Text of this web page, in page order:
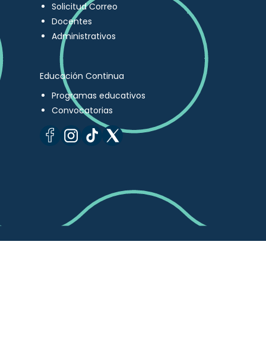
Solicitud Correo
Docentes
Administrativos
Educación Continua
Programas educativos
Convocatorias